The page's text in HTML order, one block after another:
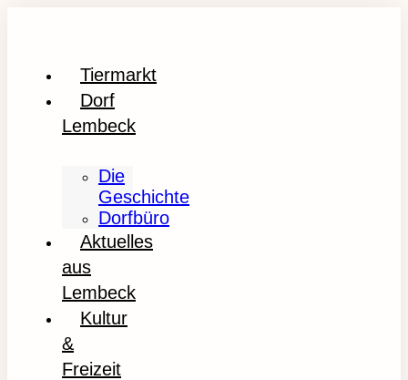
Tiermarkt
Dorf
Lembeck
Die
Geschichte
Dorfbüro
Aktuelles
aus
Lembeck
Kultur
&
Freizeit